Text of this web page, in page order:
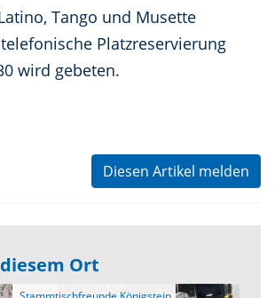
Tango und Musette
Platzreservierung
wird gebeten.
Diesen Artikel melden
Ort